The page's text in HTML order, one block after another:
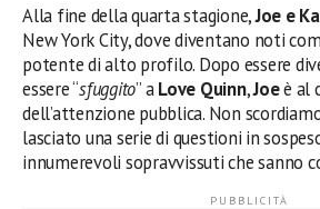
Alla fine della quarta stagione,Joe e
New York City, dove diventano noti
potente di alto profilo. Dopo essere
essere “sfuggito” aLove Quinn,Joeè al
dell’attenzione pubblica. Non
lasciato una serie di questioni in
innumerevoli sopravvissuti che sanno